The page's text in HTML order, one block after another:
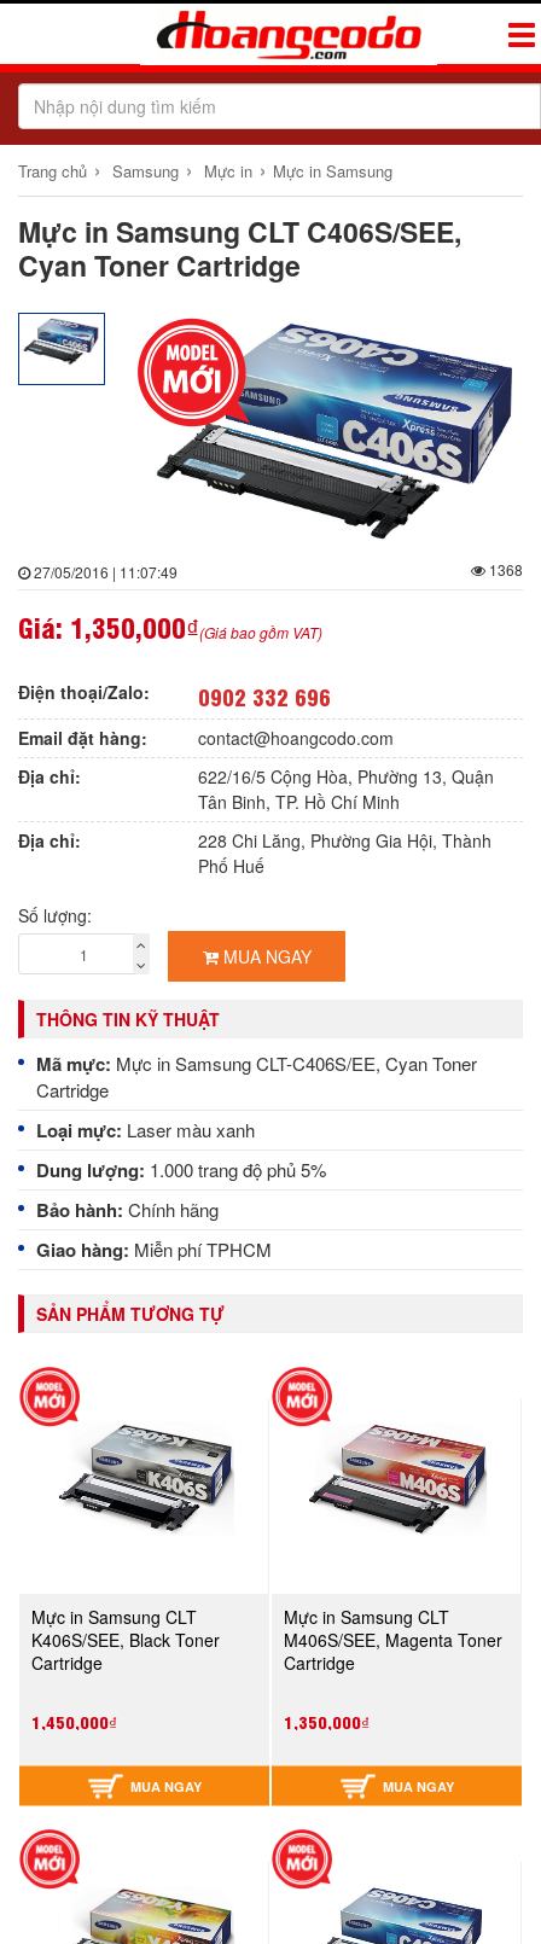
Trang chủ › Samsung › Mực in › Mực in Samsung
Mực in Samsung CLT C406S/SEE,
Cyan Toner Cartridge
27/05/2016 | 11:07:49 1368
Giá: 1,350,000₫(Giá bao gồm VAT)
Điện thoại/Zalo: 0902 332 696
Email đặt hàng:
contact@hoangcodo.com
Địa chỉ:
622/16/5 Cộng Hòa, Phường 13, Quận
Tân Binh, TP. Hồ Chí Minh
Địa chỉ:
228 Chi Lăng, Phường Gia Hội, Thành
Phố Huế
Số lượng:
MUA NGAY
THÔNG TIN KỸ THUẬT
Mã mực: Mực in Samsung CLT-C406S/EE, Cyan Toner
Cartridge
Loại mực: Laser màu xanh
Dung lượng: 1.000 trang độ phủ 5%
Bảo hành: Chính hãng
Giao hàng: Miễn phí TPHCM
SẢN PHẨM TƯƠNG TỰ
Mực in Samsung CLT
K406S/SEE, Black Toner
Cartridge
1,450,000₫
MUA NGAY
Mực in Samsung CLT
M406S/SEE, Magenta Toner
Cartridge
1,350,000₫
MUA NGAY